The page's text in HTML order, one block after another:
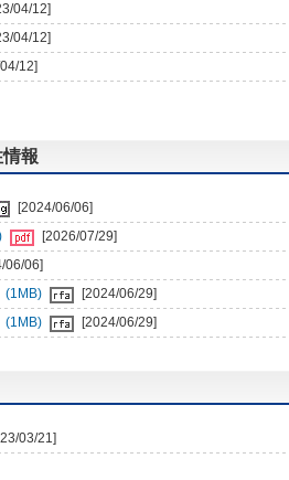
04/12]
04/12]
12]
報
[2024/06/06]
[2026/07/29]
06/06]
(1MB)
[2024/06/29]
(1MB)
[2024/06/29]
03/21]